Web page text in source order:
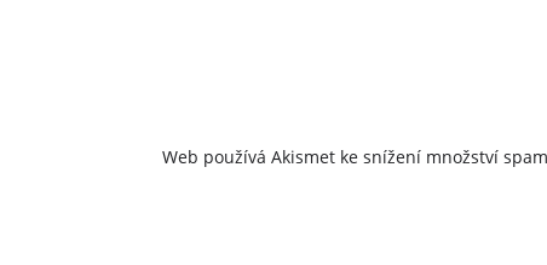
Web používá Akismet ke snížení množství